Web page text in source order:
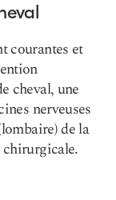
courantes et
cheval, une
nerveuses
de la